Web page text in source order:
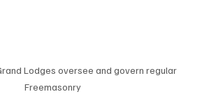
Lodges oversee and govern regular
Freemasonry